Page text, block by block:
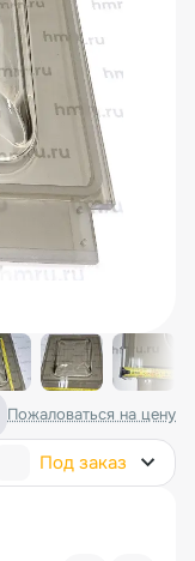
Пожаловаться на цену
Под заказ